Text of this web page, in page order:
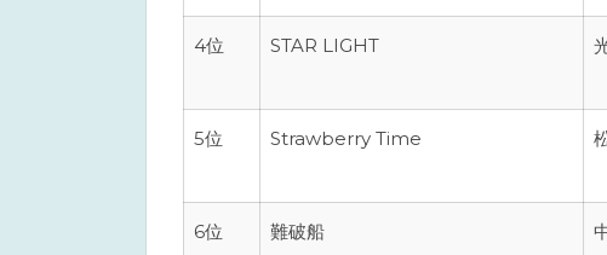
4位 STAR LIGHT
5位 Strawberry Time
6位 難破船